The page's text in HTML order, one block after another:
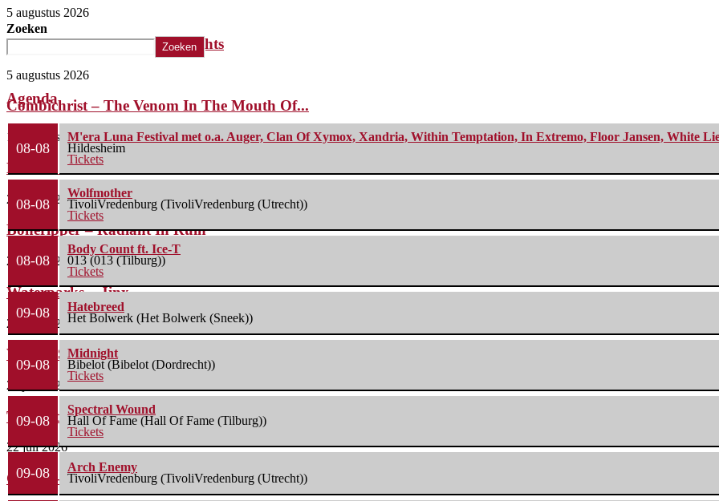
5 augustus 2026
The Iron Roses – Molotov Nights
5 augustus 2026
Combichrist – The Venom In The Mouth Of...
1 augustus 2026
Lunatic Soul – Transition II
29 juli 2026
Boneripper – Radiant In Ruin
27 juli 2026
Waterparks – Jinx
26 juli 2026
Wailin’ Storms – The Arsonist
26 juli 2026
The Fifth Alliance – Stenahoria
22 juli 2026
Gallon – A Spell Called Reality
Zoeken
Zoeken
Agenda
08-08
M'era Luna Festival met o.a. Auger, Clan Of Xymox, Xandria, Within Temptation, In Extremo, Floor Jansen, White
Hildesheim
Tickets
08-08
Wolfmother
TivoliVredenburg (TivoliVredenburg (Utrecht))
Tickets
08-08
Body Count ft. Ice-T
013 (013 (Tilburg))
Tickets
09-08
Hatebreed
Het Bolwerk (Het Bolwerk (Sneek))
09-08
Midnight
Bibelot (Bibelot (Dordrecht))
Tickets
09-08
Spectral Wound
Hall Of Fame (Hall Of Fame (Tilburg))
Tickets
09-08
Arch Enemy
TivoliVredenburg (TivoliVredenburg (Utrecht))